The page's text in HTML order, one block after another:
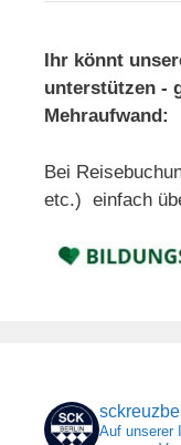
Ihr könnt
unterstützen -
Mehraufwand:
Bei
etc.) einfach
Auf unserer